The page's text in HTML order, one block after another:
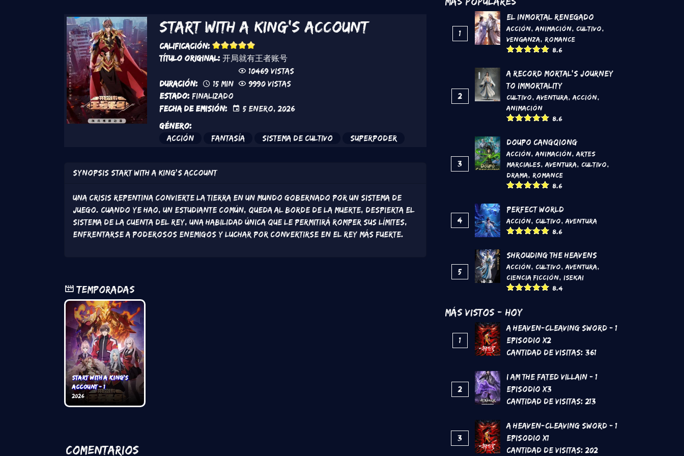
Start with a King’s Account
Calificación:
Título original: 开局就有王者账号
Duración: 15 min
10469 vistas
9990 vistas
Estado: Finalizado
Fecha de emisión:
5 Enero, 2026
Género:
Acción
Fantasía Sistema de cultivo Superpoder
Synopsis Start with a King’s Account
Una crisis repentina convierte la Tierra en un mundo gobernado por un sistema de
juego. Cuando Ye Hao, un estudiante común, queda al borde de la muerte, despierta el
sistema de la cuenta del Rey, una habilidad única que le permitirá romper sus límites,
enfrentarse a poderosos enemigos y luchar por convertirse en el Rey más fuerte.
Temporadas
Start with a King’s
Account - 1
2026
Comentarios
1
El inmortal renegado
Acción,Animación, Cultivo,
Venganza, Romance
8.6
2
A Record Mortal's Journey
To Immortality
Cultivo,Aventura,Acción,
Animación
8.6
3
DouPo Cangqiong
Acción,Animación,Artes
marciales,Aventura, Cultivo,
Drama, Romance
8.6
4
Perfect World
Acción, Cultivo,Aventura
8.6
5
Shrouding the Heavens
Acción, Cultivo,Aventura,
Ciencia Ficción, Isekai
8.4
Más Vistos - Hoy
1
A Heaven-Cleaving Sword - 1
Episodio x2
Cantidad de Visitas: 361
2
I Am The Fated Villain - 1
Episodio x3
Cantidad de Visitas: 213
3
A Heaven-Cleaving Sword - 1
Episodio x1
Cantidad de Visitas: 202